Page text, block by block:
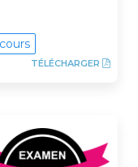
TÉLÉCHARGER